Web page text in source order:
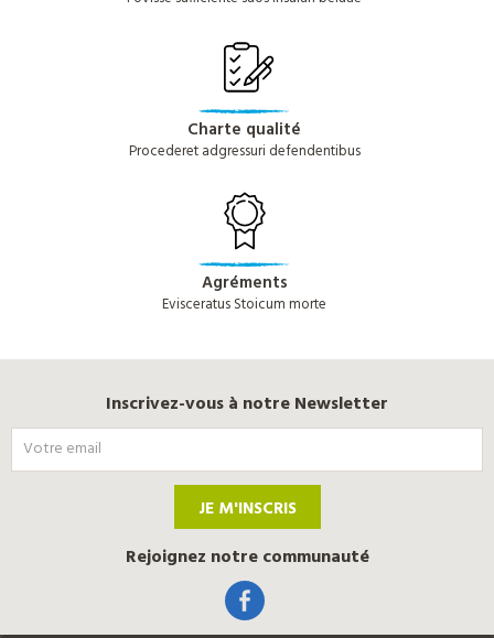
Charte qualité
Procederet adgressuri defendentibus
Agréments
Evisceratus Stoicum morte
Inscrivez-vous à notre Newsletter
JE M'INSCRIS
Rejoignez notre communauté